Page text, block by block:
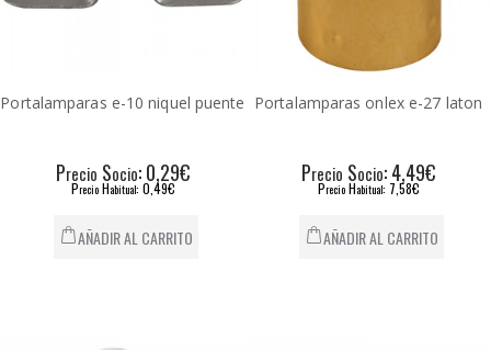
Portalamparas e-10 niquel puente
Precio Socio: 0,29€
PrecioHabitual: 0,49€
AÑADIR AL CARRITO
Portalamparas onlex e-27 laton
Precio Socio: 4,49€
PrecioHabitual: 7,58€
AÑADIR AL CARRITO